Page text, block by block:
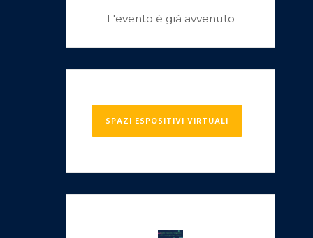
L'evento è già avvenuto
SPAZI ESPOSITIVI VIRTUALI